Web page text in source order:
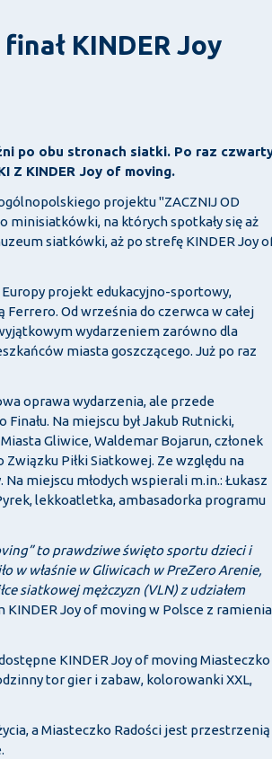
KINDER Joy
po obu stronach siatki. Po raz
Z KINDER Joy of moving.
projektu "ZACZNIJ OD
minisiatkówki, na których spotkały się aż
siatkówki, aż po strefę KINDER Joy
Europy projekt edukacyjno-sportowy,
Od września do czerwca w całej
wydarzeniem zarówno dla
miasta goszczącego. Już po raz
oprawa wydarzenia, ale przede
Na miejscu był Jakub Rutnicki,
Gliwice, Waldemar Bojarun, członek
Piłki Siatkowej. Ze względu na
miejscu młodych wspierali m.in.: Łukasz
lekkoatletka, ambasadorka programu
to prawdziwe święto sportu dzieci i
w właśnie w Gliwicach w PreZero Arenie,
siatkowej mężczyzn (VLN) z udziałem
Joy of moving w Polsce z ramienia
KINDER Joy of moving Miasteczko
tor gier i zabaw, kolorowanki XXL,
a Miasteczko Radości jest przestrzenią